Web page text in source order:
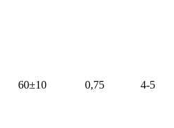
60±10 0,75 4-5